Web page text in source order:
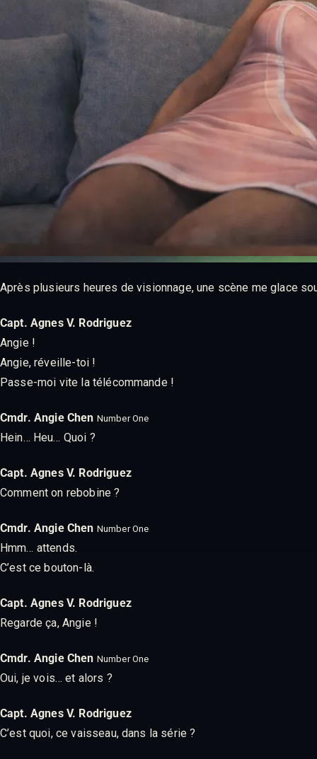
Après plusieurs heures de visionnage, une scène me glace
Capt. Agnes V. Rodriguez
Angie !
Angie, réveille-toi !
Passe-moi vite la télécommande !
Cmdr. Angie Chen Number One
Hein… Heu… Quoi ?
Capt. Agnes V. Rodriguez
Comment on rebobine ?
Cmdr. Angie Chen Number One
Hmm… attends.
C’est ce bouton-là.
Capt. Agnes V. Rodriguez
Regarde ça, Angie !
Cmdr. Angie Chen Number One
Oui, je vois… et alors ?
Capt. Agnes V. Rodriguez
C’est quoi, ce vaisseau, dans la série ?